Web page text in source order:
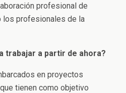
profesional de
los profesionales de la
trabajar a partir de ahora?
en proyectos
tienen como objetivo